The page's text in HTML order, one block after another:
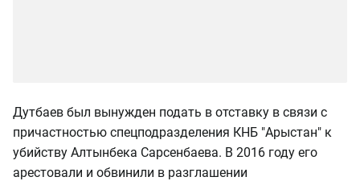
Дутбаев был вынужден подать в отставку в связи с
причастностью спецподразделения КНБ "Арыстан" к
убийству Алтынбека Сарсенбаева. В 2016 году его
арестовали и обвинили в разглашении